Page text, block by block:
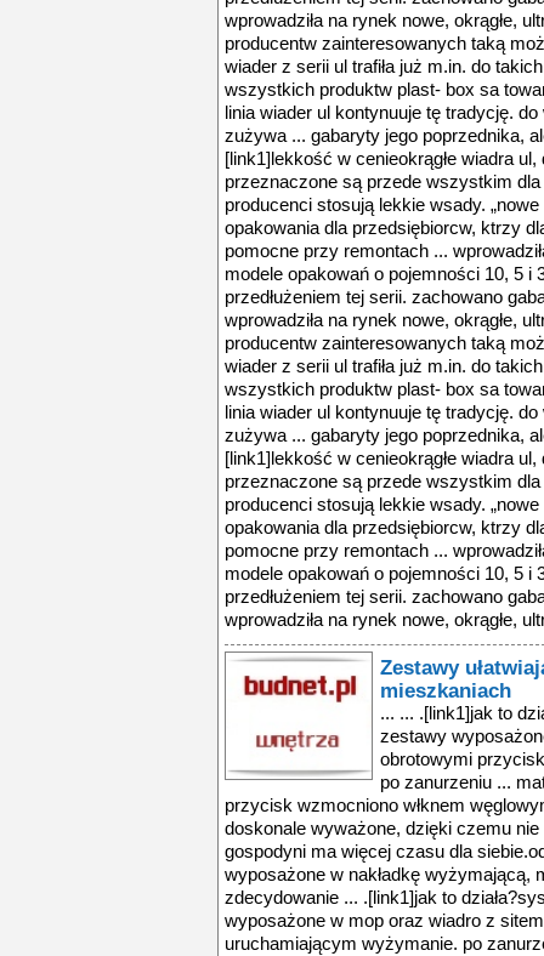
Zestawy
mieszkaniach
... ... .[link1]jak to
zestawy
obrotowymi
po zanurzeniu ...
przycisk wzmocniono włknem
doskonale wyważone, dzięki czemu
gospodyni ma więcej czasu dla
wyposażone w nakładkę wyżymającą,
zdecydowanie ... .[link1]jak to
wyposażone w mop oraz wiadro z
uruchamiającym wyżymanie. po